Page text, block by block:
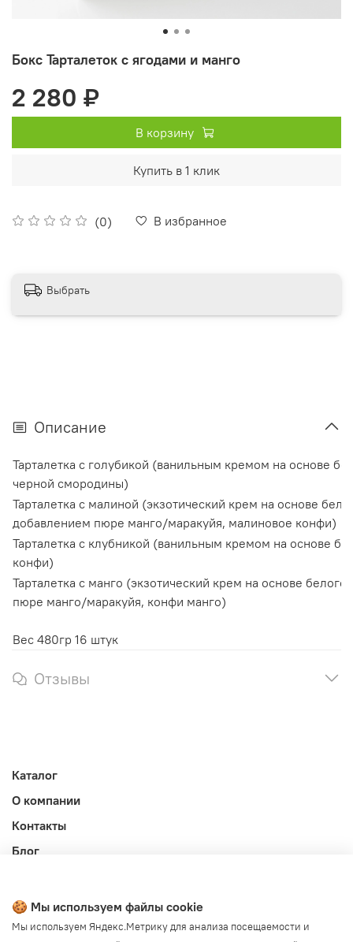
Бокс Тарталеток с ягодами и манго
(0) В избранное
2 280 ₽
В корзину
Купить в 1 клик
Выбрать
Описание
Тарталетка с голубикой (ванильным кремом на основе
черной смородины)
Тарталетка с малиной (экзотический крем на основе
добавлением пюре манго/маракуйя, малиновое конфи)
Тарталетка с клубникой (ванильным кремом на основе
конфи)
Тарталетка с манго (экзотический крем на основе
пюре манго/маракуйя, конфи манго)
Вес 480гр 16 штук
Отзывы
Каталог
О компании
Контакты
Блог
Публичная оферта
Политика конфиденциальности и обработки ПД
🍪 Мы используем файлы cookie
Мы используем Яндекс.Метрику для анализа посещаемости и